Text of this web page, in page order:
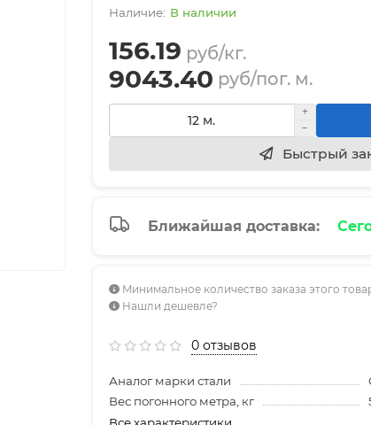
В наличии
156.19 руб/кг.
9043.40 руб/пог. м.
Быстрый
Ближайшая доставка:
Минимальное количество заказа этого
Нашли дешевле?
0 отзывов
Аналог марки стали
Вес погонного метра, кг